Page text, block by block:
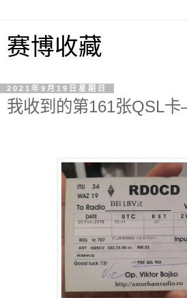
赛博收藏
2021年9月19日星期日
我收到的第161张QSL